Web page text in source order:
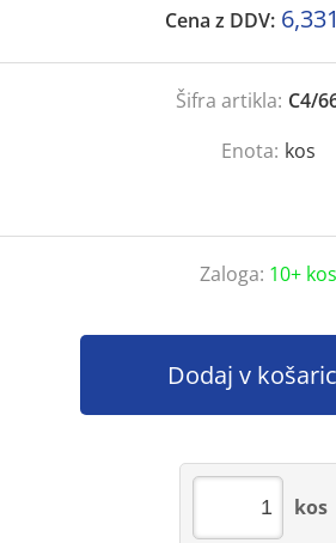
Cena z DDV:
Šifra artikla: C4/
Enota: kos
Zaloga: 10+ kos
Dodaj v
kos